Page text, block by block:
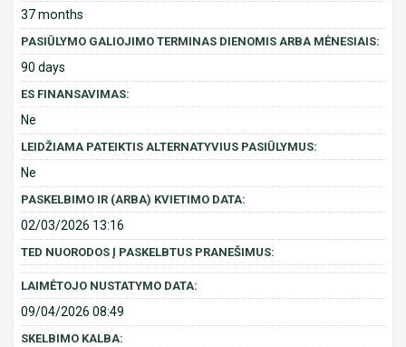
37 months
PASIŪLYMO GALIOJIMO TERMINAS DIENOMIS ARBA MĖNESIAIS:
90 days
ES FINANSAVIMAS:
Ne
LEIDŽIAMA PATEIKTIS ALTERNATYVIUS PASIŪLYMUS:
Ne
PASKELBIMO IR (ARBA) KVIETIMO DATA:
02/03/2026 13:16
TED NUORODOS Į PASKELBTUS PRANEŠIMUS:
LAIMĖTOJO NUSTATYMO DATA:
09/04/2026 08:49
SKELBIMO KALBA: